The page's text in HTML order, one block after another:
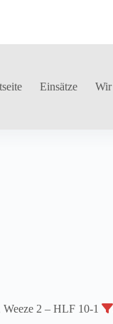
Einsätze Wir
Weeze 2 – HLF 10-1